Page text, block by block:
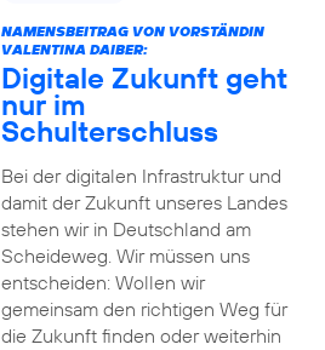
NAMENSBEITRAG VON VORSTÄNDIN
VALENTINA DAIBER:
Digitale Zukunft geht
nur im
Schulterschluss
Bei der digitalen Infrastruktur und
damit der Zukunft unseres Landes
stehen wir in Deutschland am
Scheideweg. Wir müssen uns
entscheiden: Wollen wir
gemeinsam den richtigen Weg für
die Zukunft finden oder weiterhin